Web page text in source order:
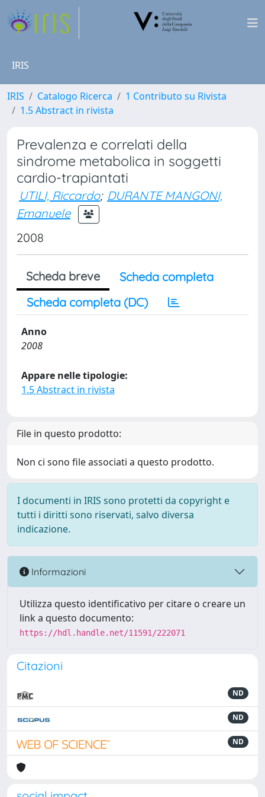
IRIS
IRIS Catalogo Ricerca
1 Contributo su Rivista
1.5 Abstract in rivista
Prevalenza e correlati della
sindrome metabolica in soggetti
cardio-trapiantati
UTILI, Riccardo; DURANTE MANGONI,
Emanuele
2008
Scheda breve
Scheda completa
Scheda completa (DC)
Anno
2008
Appare nelle tipologie:
1.5 Abstract in rivista
File in questo prodotto:
Non ci sono file associati a questo prodotto.
I documenti in IRIS sono protetti da copyright e
tutti i diritti sono riservati, salvo diversa
indicazione.
Informazioni
Utilizza questo identificativo per citare o creare un
link a questo documento:
https://hdl.handle.net/11591/222071
Citazioni
ND
ND
ND